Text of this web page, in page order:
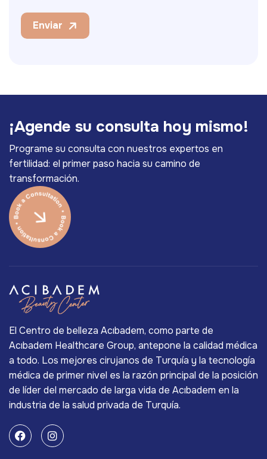
Enviar
¡Agende su consulta hoy mismo!
Programe su consulta con nuestros expertos en
fertilidad: el primer paso hacia su camino de
transformación.
El Centro de belleza Acıbadem, como parte de
Acıbadem Healthcare Group, antepone la calidad médica
a todo. Los mejores cirujanos de Turquía y la tecnología
médica de primer nivel es la razón principal de la posición
de líder del mercado de larga vida de Acıbadem en la
industria de la salud privada de Turquía.